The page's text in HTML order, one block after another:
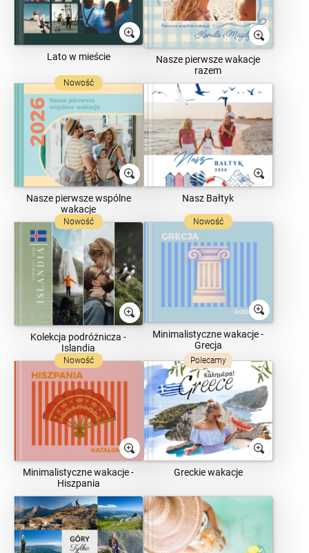
Lato w mieście
Nasze pierwsze wakacje
razem
Nowość
Nasze pierwsze wspólne
wakacje
Nasz Bałtyk
Nowość
Kolekcja podróżnicza -
Islandia
Nowość
Minimalistyczne wakacje -
Grecja
Nowość
Minimalistyczne wakacje -
Hiszpania
Polecamy
Greckie wakacje